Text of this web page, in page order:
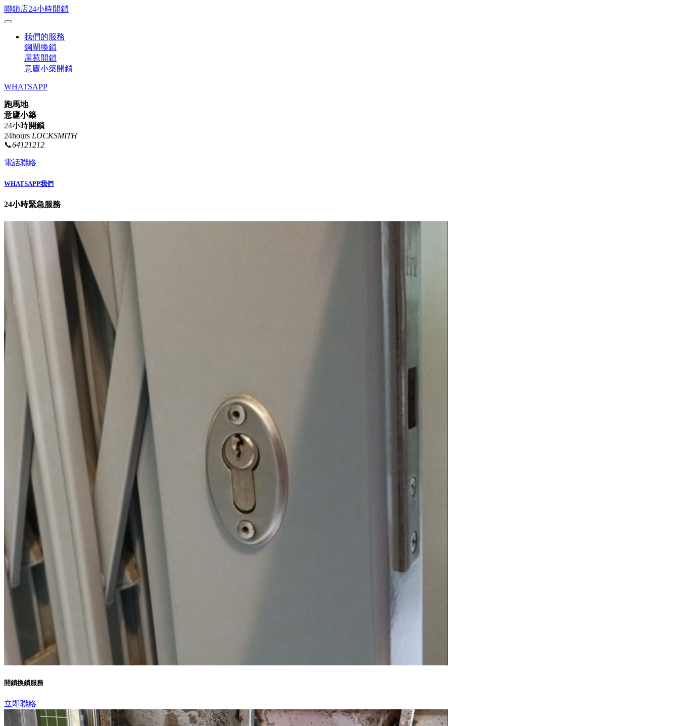
聯鎖店24小時開鎖
我們的服務
鋼閘換鎖
屋苑開鎖
意廬小築開鎖
WHATSAPP
跑馬地
意廬小築
24小時開鎖
24hours LOCKSMITH
📞64121212
電話聯絡
WHATSAPP我們
24小時緊急服務
開鎖換鎖服務
立即聯絡